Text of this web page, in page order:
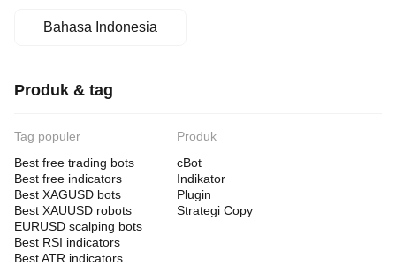
Bahasa Indonesia
Produk & tag
Tag populer
Best free trading bots
Best free indicators
Best XAGUSD bots
Best XAUUSD robots
EURUSD scalping bots
Best RSI indicators
Best ATR indicators
Produk
cBot
Indikator
Plugin
Strategi Copy